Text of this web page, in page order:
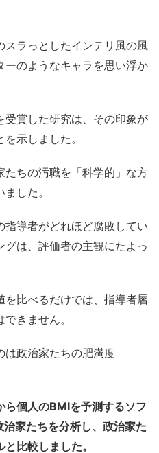
スラっとしたインテリ風の風
のようなキャラを思い浮か
受賞した研究は、その印象が
示しました。
たちの汚職を「科学的」な方
した。
導者がどれほど腐敗してい
は、評価者の主観にたよっ
比べるだけでは、指導者層
きません。
は政治家たちの肥満度
個人のBMIを予測するソフ
家たちを分析し、政治家た
比較しました。